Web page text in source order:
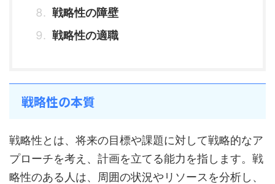
戦略性の障壁
戦略性の適職
戦略性の本質
戦略性とは、将来の目標や課題に対して戦略的なア
プローチを考え、計画を立てる能力を指します。戦
略性のある人は、周囲の状況やリソースを分析し、